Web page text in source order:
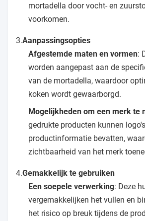
mortadella door vocht- en
voorkomen.
3.Aanpassingsopties
Afgestemde maten en vormen:
worden aangepast aan de
van de mortadella, waardoor
koken wordt gewaarborgd.
Mogelijkheden om een merk te
gedrukte producten kunnen
productinformatie bevatten,
zichtbaarheid van het merk
4.Gemakkelijk te gebruiken
Een soepele verwerking: Deze
vergemakkelijken het vullen en
het risico op breuk tijdens de